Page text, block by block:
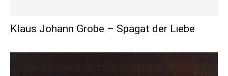
Klaus Johann Grobe – Spagat der Liebe